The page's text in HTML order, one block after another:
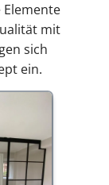
mit
sich
ein.